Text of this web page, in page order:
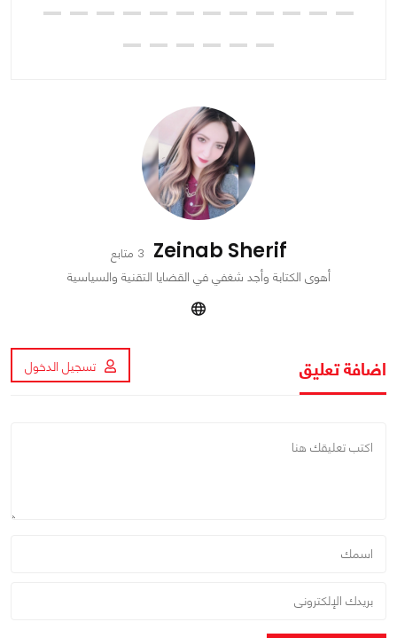
Zeinab Sherif 3 متابع
أهوى الكتابة وأجد شغفي في القضايا التقنية والسياسية
اضافة تعليق تسجيل الدخول